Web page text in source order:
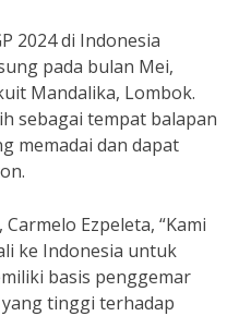
2024 di Indonesia
pada bulan Mei,
Mandalika, Lombok.
sebagai tempat balapan
memadai dan dapat
Ezpeleta, “Kami
ke Indonesia untuk
basis penggemar
tinggi terhadap